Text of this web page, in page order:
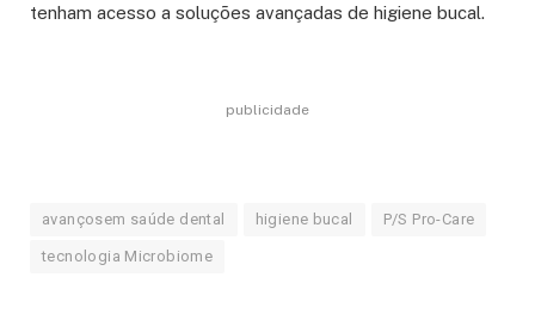
tenham acesso a soluções avançadas de higiene bucal.
publicidade
avançosem saúde dental higiene bucal P/S Pro-Care
tecnologia Microbiome